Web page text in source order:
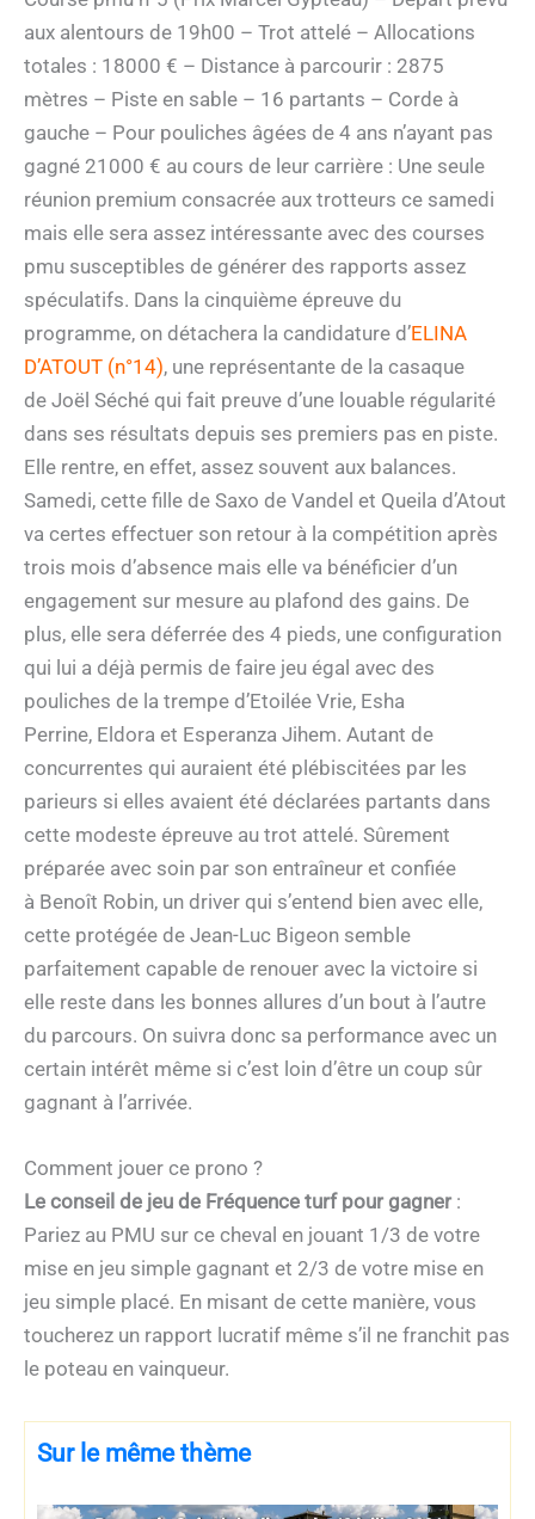
aux alentours de 19h00 – Trot attelé – Allocations
totales : 18000 € – Distance à parcourir : 2875
mètres – Piste en sable – 16 partants – Corde à
gauche – Pour pouliches âgées de 4 ans n’ayant pas
gagné 21000 € au cours de leur carrière : Une seule
réunion premium consacrée aux trotteurs ce samedi
mais elle sera assez intéressante avec des courses
pmu susceptibles de générer des rapports assez
spéculatifs. Dans la cinquième épreuve du
programme, on détachera la candidature d’ELINA
D’ATOUT (n°14), une représentante de la casaque
de Joël Séché qui fait preuve d’une louable régularité
dans ses résultats depuis ses premiers pas en piste.
Elle rentre, en effet, assez souvent aux balances.
Samedi, cette fille de Saxo de Vandel et Queila d’Atout
va certes effectuer son retour à la compétition après
trois mois d’absence mais elle va bénéficier d’un
engagement sur mesure au plafond des gains. De
plus, elle sera déferrée des 4 pieds, une configuration
qui lui a déjà permis de faire jeu égal avec des
pouliches de la trempe d’Etoilée Vrie, Esha
Perrine, Eldora et Esperanza Jihem. Autant de
concurrentes qui auraient été plébiscitées par les
parieurs si elles avaient été déclarées partants dans
cette modeste épreuve au trot attelé. Sûrement
préparée avec soin par son entraîneur et confiée
à Benoît Robin, un driver qui s’entend bien avec elle,
cette protégée de Jean-Luc Bigeon semble
parfaitement capable de renouer avec la victoire si
elle reste dans les bonnes allures d’un bout à l’autre
du parcours. On suivra donc sa performance avec un
certain intérêt même si c’est loin d’être un coup sûr
gagnant à l’arrivée.
Comment jouer ce prono ?
Le conseil de jeu de Fréquence turf pour gagner:
Pariez au PMU sur ce cheval en jouant 1/3 de votre
mise en jeu simple gagnant et 2/3 de votre mise en
jeu simple placé. En misant de cette manière, vous
toucherez un rapport lucratif même s’il ne franchit pas
le poteau en vainqueur.
Sur le même thème